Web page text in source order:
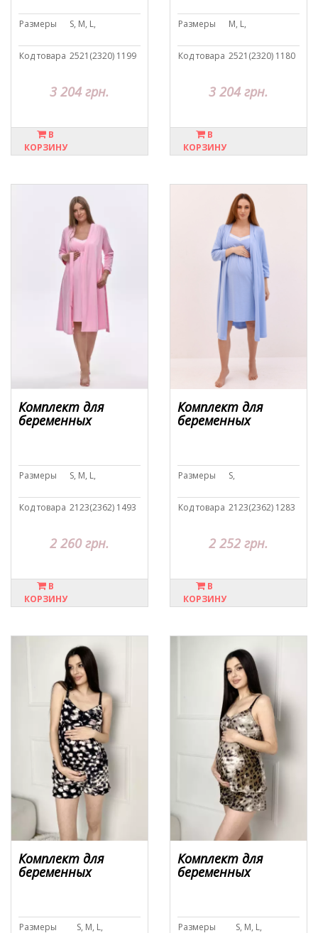
Размеры S, M, L,
Код товара 2521(2320) 1199
3 204 грн.
В
КОРЗИНУ
Размеры M, L,
Код товара 2521(2320) 1180
3 204 грн.
В
КОРЗИНУ
Комплект для
беременных
Размеры S, M, L,
Код товара 2123(2362) 1493
2 260 грн.
В
КОРЗИНУ
Комплект для
беременных
Размеры S,
Код товара 2123(2362) 1283
2 252 грн.
В
КОРЗИНУ
Комплект для
беременных
Размеры S, M, L,
Комплект для
беременных
Размеры S, M, L,